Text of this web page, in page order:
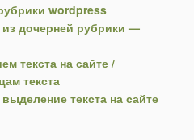
wordpress
дочерней рубрики —
текста на сайте /
текста
текста на сайте